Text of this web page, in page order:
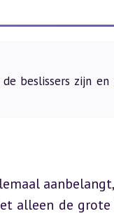
beslissers zijn
alleen de